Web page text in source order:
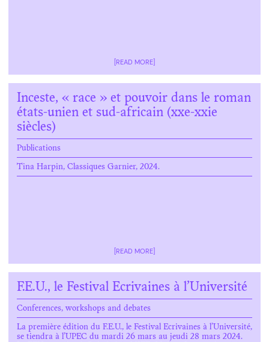
[READ MORE]
Inceste, « race » et pouvoir dans le roman
états-unien et sud-africain (xxe-xxie
siècles)
Publications
Tina Harpin, Classiques Garnier, 2024.
[READ MORE]
F.E.U., le Festival Ecrivaines à l’Université
Conferences, workshops and debates
La première édition du F.E.U., le Festival Ecrivaines à l’Université,
se tiendra à l’UPEC du mardi 26 mars au jeudi 28 mars 2024.